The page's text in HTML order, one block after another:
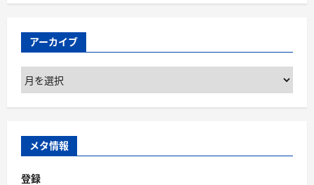
アーカイブ
ア
ー
カ
ブ
メタ情報
登録